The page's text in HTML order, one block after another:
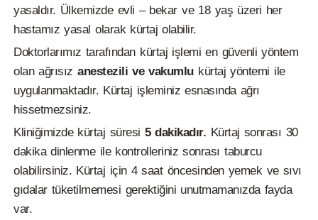
yasaldır. Ülkemizde evli – bekar ve 18 yaş üzeri her
hastamız yasal olarak kürtaj olabilir.
Doktorlarımız tarafından kürtaj işlemi en güvenli yöntem
olan ağrısızanestezili ve vakumlukürtaj yöntemi ile
uygulanmaktadır. Kürtaj işleminiz esnasında ağrı
hissetmezsiniz.
Kliniğimizde kürtaj süresi 5 dakikadır. Kürtaj sonrası 30
dakika dinlenme ile kontrolleriniz sonrası taburcu
olabilirsiniz. Kürtaj için 4 saat öncesinden yemek ve sıvı
gıdalar tüketilmemesi gerektiğini unutmamanızda fayda
var.